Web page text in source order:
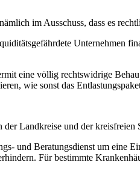
im Ausschuss, dass es
Unternehmen
eine völlig rechtswidrige
wie sonst das
Landkreise und der
und Beratungsdienst um eine
Für bestimmte